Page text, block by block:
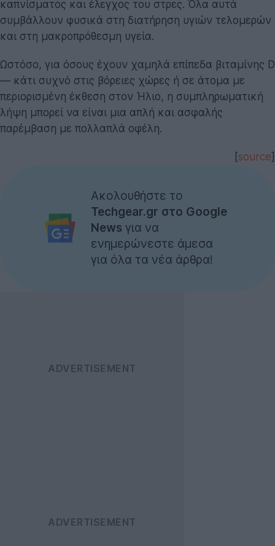
καπνίσματος και έλεγχος του στρες. Όλα αυτά
συμβάλλουν φυσικά στη διατήρηση υγιών τελομερών
και στη μακροπρόθεσμη υγεία.
Ωστόσο, για όσους έχουν χαμηλά επίπεδα βιταμίνης D
— κάτι συχνό στις βόρειες χώρες ή σε άτομα με
περιορισμένη έκθεση στον Ήλιο, η συμπληρωματική
λήψη μπορεί να είναι μια απλή και ασφαλής
παρέμβαση με πολλαπλά οφέλη.
[source]
Ακολουθήστε το
Techgear.gr στο Google
News για να
ενημερώνεστε άμεσα
για όλα τα νέα άρθρα!